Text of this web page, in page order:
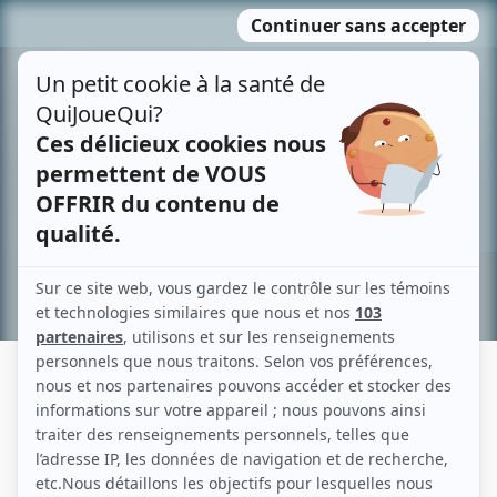
MENU
contenu
Recherche avancée »
MAURICE GAGNON
Liens
Fiche de Maurice Gagnon sur Showbizz.net